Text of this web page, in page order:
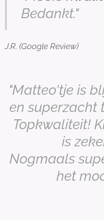
Bedankt."
J.R. (Google Review)
"Matteo'tje is
en superzacht
Topkwaliteit!
is
Nogmaals
het